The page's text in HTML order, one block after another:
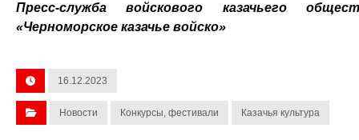
Пресс-служба войскового казачьего
«Черноморское казачье войско»
16.12.2023
Новости Конкурсы, фестивали Казачья культура